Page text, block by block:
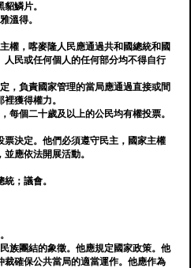
鱗片。
溫得。
權，喀麥隆人民應通過共和國總統和國
人民或任何個人的任何部分均不得自行
，負責國家管理的當局應通過直接或間
獲得權力。
每個二十歲及以上的公民均有權投票。
票決定。他們必須遵守民主，國家主權
應依法開展活動。
；議會。
族團結的象徵。他應規定國家政策。他
裁確保公共當局的適當運作。他應作為